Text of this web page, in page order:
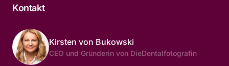
Kontakt
Kirsten von Bukowski
CEO und Gründerin von DieDentalfotografin